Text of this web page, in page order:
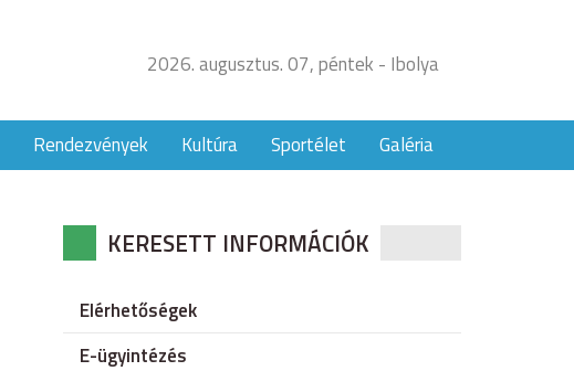
2026. augusztus. 07, péntek - Ibolya
Rendezvények Kultúra Sportélet Galéria
KERESETT INFORMÁCIÓK
Elérhetőségek
E-ügyintézés